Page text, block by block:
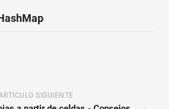
ARTÍCULO SIGUIENTE